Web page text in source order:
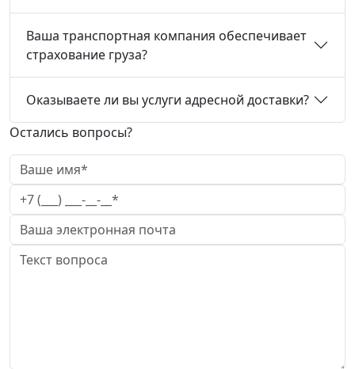
Ваша транспортная компания обеспечивает
страхование груза?
Оказываете ли вы услуги адресной доставки?
Остались вопросы?